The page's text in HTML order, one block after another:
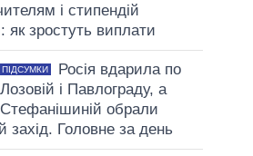
і стипендій
як зростуть виплати
ПІДСУМКИ
Росія вдарила по
Лозовій і Павлограду, а
Стефанішиній обрали
захід. Головне за день